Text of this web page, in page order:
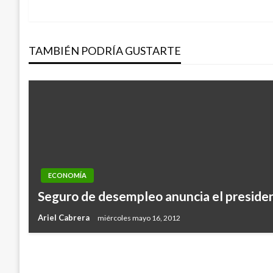
entradas
TAMBIÉN PODRÍA GUSTARTE
ECONOMÍA
Seguro de desempleo anuncia el
Ariel Cabrera miércoles mayo 16, 2012
NOTICIA EXTRAORDINARIA
Procuraduría solicitó suspensión de
comerciales en Playa Blanca